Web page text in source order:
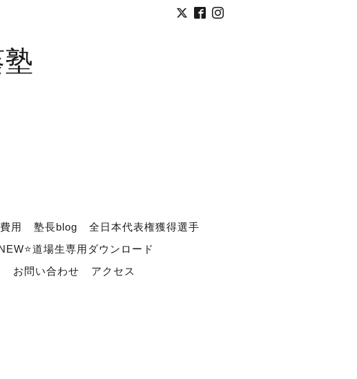
用 塾長blog
全日本代表権獲得選手
道場生専用ダウンロード
お問い合わせ アクセス